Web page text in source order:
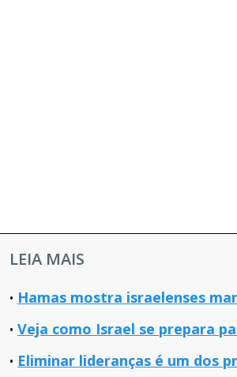
LEIA MAIS
Hamas mostra israelenses
Veja como Israel se prepara
Eliminar lideranças é um dos